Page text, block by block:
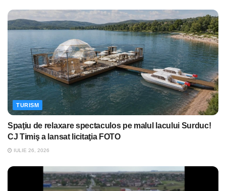
TURISM
Spaţiu de relaxare spectaculos pe malul lacului Surduc!
CJ Timiş a lansat licitaţia FOTO
IULIE 26, 2026